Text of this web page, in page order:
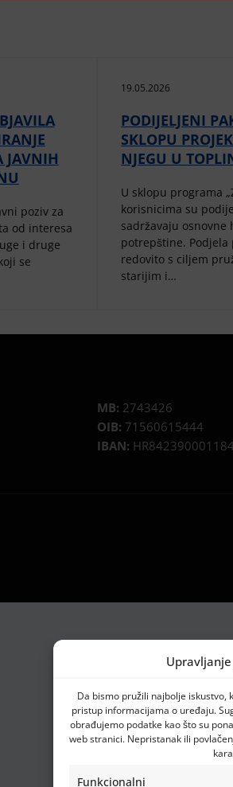
Da bismo pružili najbolje iskustvo,
pristup informacijama o uređaju.
obrađujemo podatke kao što su
web stranici. Nepristanak ili
Funkcionalni
JAVNIH
poziv za
od interesa
i druge
se
19.05.2026
PODIJELJENI
SKLOPU
NJEGU U
U sklopu programa
korisnicima su
sadržavaju osnovne
potrepštine. Podjela
redovito s ciljem
starijim i…
MB: 2743426
OIB: 71560615444
IBAN: